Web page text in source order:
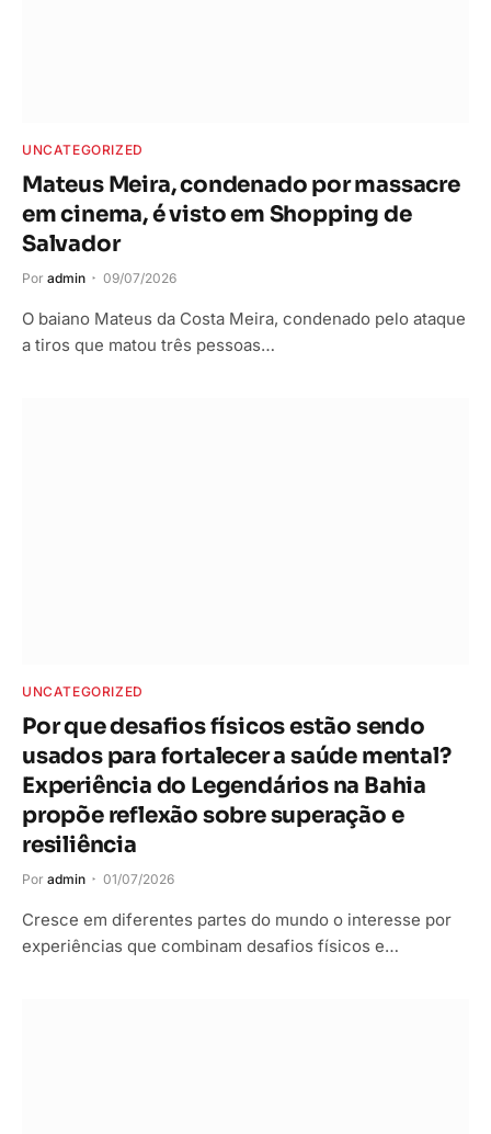
UNCATEGORIZED
Mateus Meira, condenado por massacre
em cinema, é visto em Shopping de
Salvador
Por admin 09/07/2026
O baiano Mateus da Costa Meira, condenado pelo ataque
a tiros que matou três pessoas…
UNCATEGORIZED
Por que desafios físicos estão sendo
usados para fortalecer a saúde mental?
Experiência do Legendários na Bahia
propõe reflexão sobre superação e
resiliência
Por admin 01/07/2026
Cresce em diferentes partes do mundo o interesse por
experiências que combinam desafios físicos e…